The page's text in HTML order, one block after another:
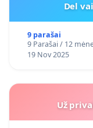
Del
9 parašai
9 Parašai / 12
19 Nov 2025
Už